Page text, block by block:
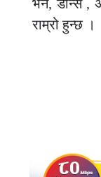
भने, डान्स ,
राम्रो हुन्छ ।